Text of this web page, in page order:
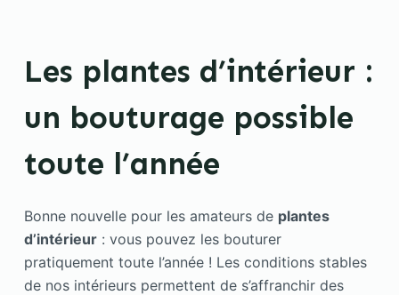
Les plantes d’intérieur :
un bouturage possible
toute l’année
Bonne nouvelle pour les amateurs de plantes
d’intérieur: vous pouvez les bouturer
pratiquement toute l’année ! Les conditions stables
de nos intérieurs permettent de s’affranchir des